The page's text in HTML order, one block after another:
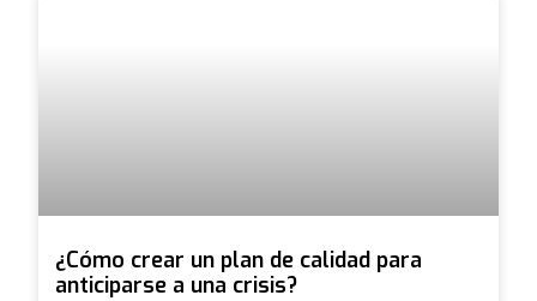
¿Cómo crear un plan de calidad para
anticiparse a una crisis?